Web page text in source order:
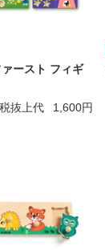
ースト フィギ
税抜上代
1,600円